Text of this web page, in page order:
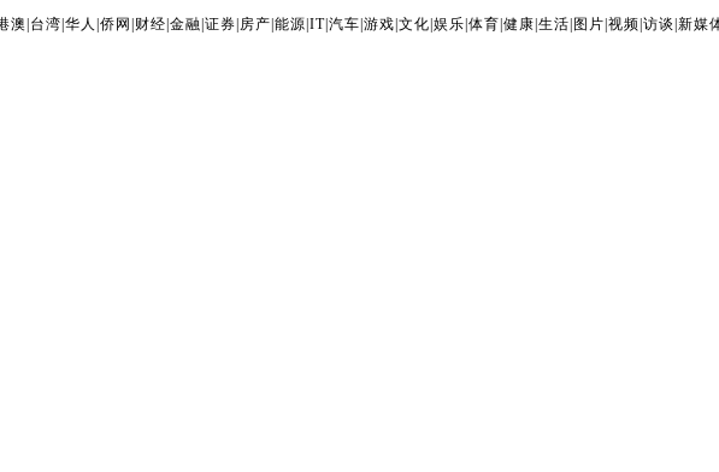
澳 台湾 华人 侨网 财经 金融 证券 房产 能源 IT| 汽车 游戏 文化 娱乐 体育 健康 生活 图片 视频 访谈 新媒